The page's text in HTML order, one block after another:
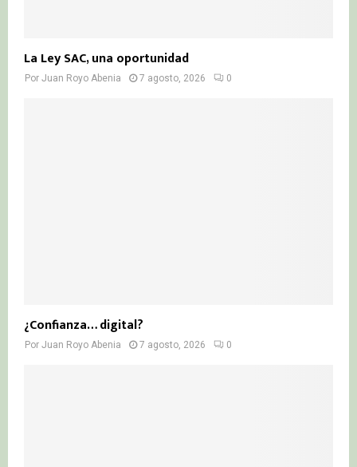
La Ley SAC, una oportunidad
Por Juan Royo Abenia 7 agosto, 2026 0
¿Confianza… digital?
Por Juan Royo Abenia 7 agosto, 2026 0